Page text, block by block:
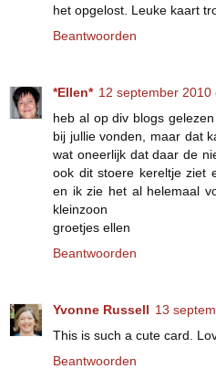
het opgelost. Leuke kaart
Beantwoorden
*Ellen* 12 september 2010
heb al op div blogs
bij jullie vonden, maar dat
wat oneerlijk dat daar de
ook dit stoere kereltje ziet
en ik zie het al helemaal
kleinzoon
groetjes ellen
Beantwoorden
Yvonne Russell 13
This is such a cute card.
Beantwoorden